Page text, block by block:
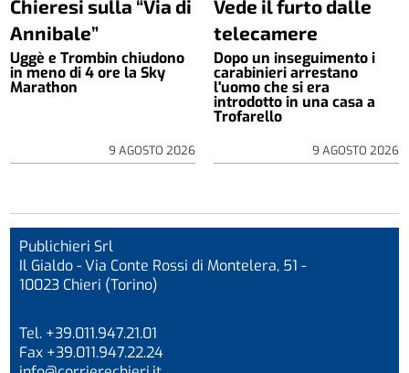
Chieresi sulla “Via di
Annibale”
Uggè e Trombin chiudono
in meno di 4 ore la Sky
Marathon
9 AGOSTO 2026
Vede il furto dalle
telecamere
Dopo un inseguimento i
carabinieri arrestano
l'uomo che si era
introdotto in una casa a
Trofarello
9 AGOSTO 2026
Publichieri Srl
Il Gialdo - Via Conte Rossi di Montelera, 51 -
10023 Chieri (Torino)
Tel. +39.011.947.21.01
Fax +39.011.947.22.24